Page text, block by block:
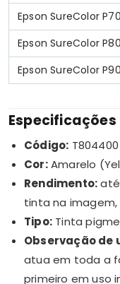
Epson SureColor
Epson SureColor
Epson SureColor
Código:
Cor:Amarelo
Rendimento:
tinta na
Tipo: Tinta
Observação de
atua em toda a
primeiro em uso